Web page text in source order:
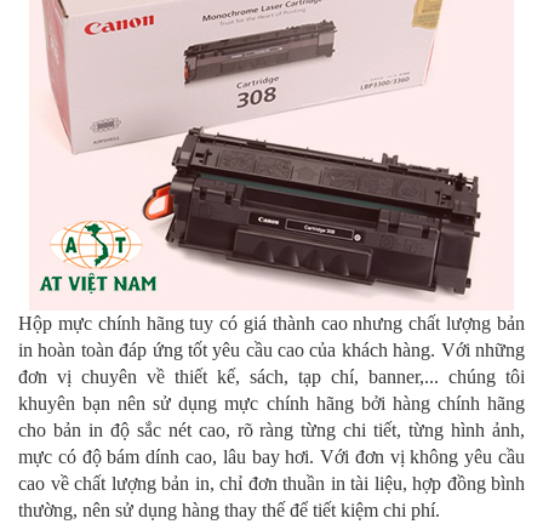
Hộp mực chính hãng tuy có giá thành cao nhưng chất lượng bản
in hoàn toàn đáp ứng tốt yêu cầu cao của khách hàng. Với những
đơn vị chuyên về thiết kế, sách, tạp chí, banner,... chúng tôi
khuyên bạn nên sử dụng mực chính hãng bởi hàng chính hãng
cho bản in độ sắc nét cao, rõ ràng từng chi tiết, từng hình ảnh,
mực có độ bám dính cao, lâu bay hơi. Với đơn vị không yêu cầu
cao về chất lượng bản in, chỉ đơn thuần in tài liệu, hợp đồng bình
thường, nên sử dụng hàng thay thế để tiết kiệm chi phí.